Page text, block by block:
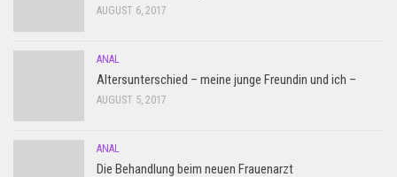
AUGUST 6, 2017
ANAL
Altersunterschied – meine junge Freundin und ich –
AUGUST 5, 2017
ANAL
Die Behandlung beim neuen Frauenarzt